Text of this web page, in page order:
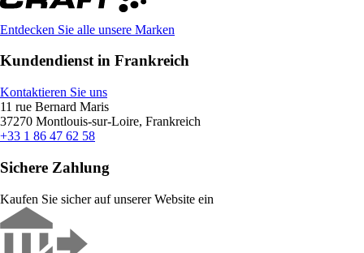
Entdecken Sie alle unsere Marken
Kundendienst in Frankreich
Kontaktieren Sie uns
11 rue Bernard Maris
37270 Montlouis-sur-Loire, Frankreich
+33 1 86 47 62 58
Sichere Zahlung
Kaufen Sie sicher auf unserer Website ein